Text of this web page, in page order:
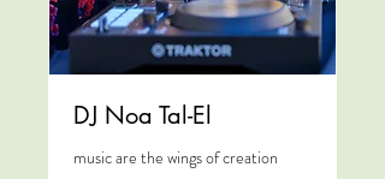
DJ Noa Tal-El
music are the wings of creation